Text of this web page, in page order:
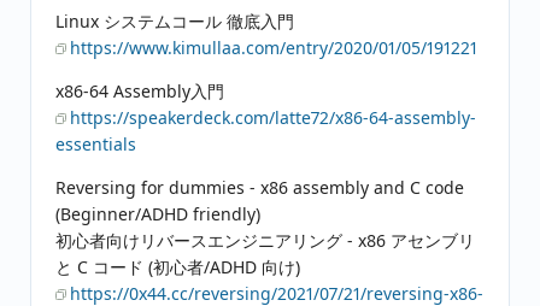
Linux システムコール 徹底入門
https://www.kimullaa.com/entry/2020/01/05/191221
x86-64 Assembly入門
https://speakerdeck.com/latte72/x86-64-assembly-
essentials
Reversing for dummies - x86 assembly and C code
(Beginner/ADHD friendly)
初心者向けリバースエンジニアリング - x86 アセンブリ
と C コード (初心者/ADHD 向け)
https://0x44.cc/reversing/2021/07/21/reversing-x86-